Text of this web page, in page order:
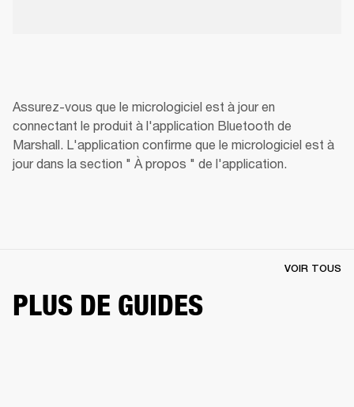
Assurez-vous que le micrologiciel est à jour en
connectant le produit à l'application Bluetooth de
Marshall. L'application confirme que le micrologiciel est à
jour dans la section " À propos " de l'application.
PLUS DE GUIDES
VOIR TOUS